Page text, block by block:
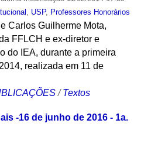
USP, Professores Honorários
Carlos Guilherme Mota,
FFLCH e ex-diretor e
do IEA, durante a primeira
realizada em 11 de
/Textos
-16 de junho de 2016 - 1a.